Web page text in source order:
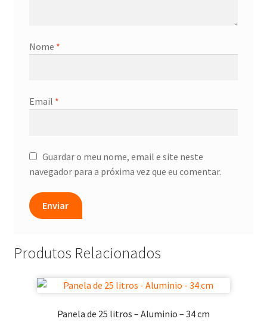
Nome *
Email *
Guardar o meu nome, email e site neste
navegador para a próxima vez que eu comentar.
Produtos Relacionados
Panela de 25 litros – Aluminio – 34 cm